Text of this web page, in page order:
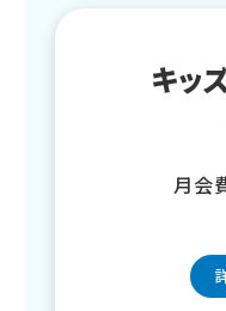
キッ
月会